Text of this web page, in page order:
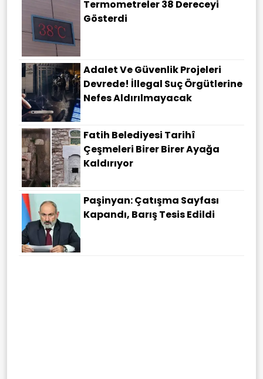
Termometreler 38 Dereceyi
Gösterdi
Adalet Ve Güvenlik Projeleri
Devrede! İllegal Suç Örgütlerine
Nefes Aldırılmayacak
Fatih Belediyesi Tarihî
Çeşmeleri Birer Birer Ayağa
Kaldırıyor
Paşinyan: Çatışma Sayfası
Kapandı, Barış Tesis Edildi